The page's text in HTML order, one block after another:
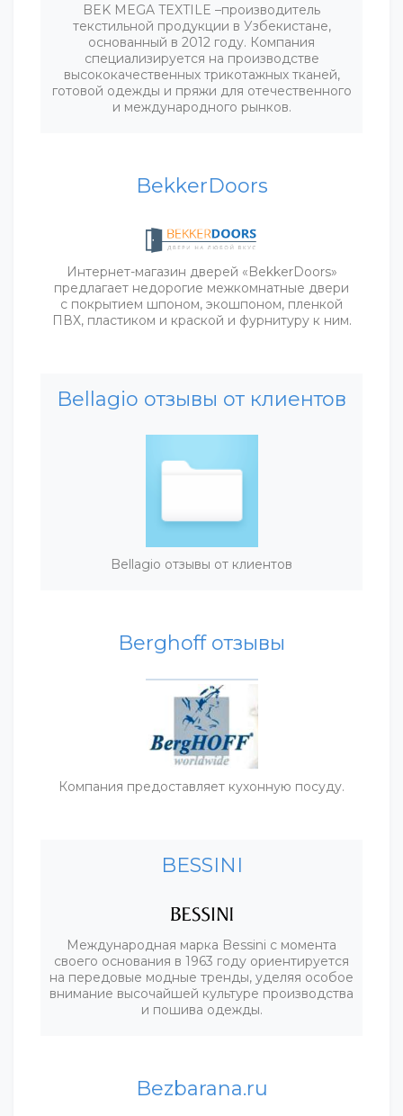
BEK MEGA TEXTILE –производитель
текстильной продукции в Узбекистане,
основанный в 2012 году. Компания
специализируется на производстве
высококачественных трикотажных тканей,
готовой одежды и пряжи для отечественного
и международного рынков.
BekkerDoors
Интернет-магазин дверей «BekkerDoors»
предлагает недорогие межкомнатные двери
с покрытием шпоном, экошпоном, пленкой
ПВХ, пластиком и краской и фурнитуру к ним.
Bellagio отзывы от клиентов
Bellagio отзывы от клиентов
Berghoff отзывы
Компания предоставляет кухонную посуду.
BESSINI
Международная марка Bessini с момента
своего основания в 1963 году ориентируется
на передовые модные тренды, уделяя особое
внимание высочайшей культуре производства
и пошива одежды.
Bezbarana.ru